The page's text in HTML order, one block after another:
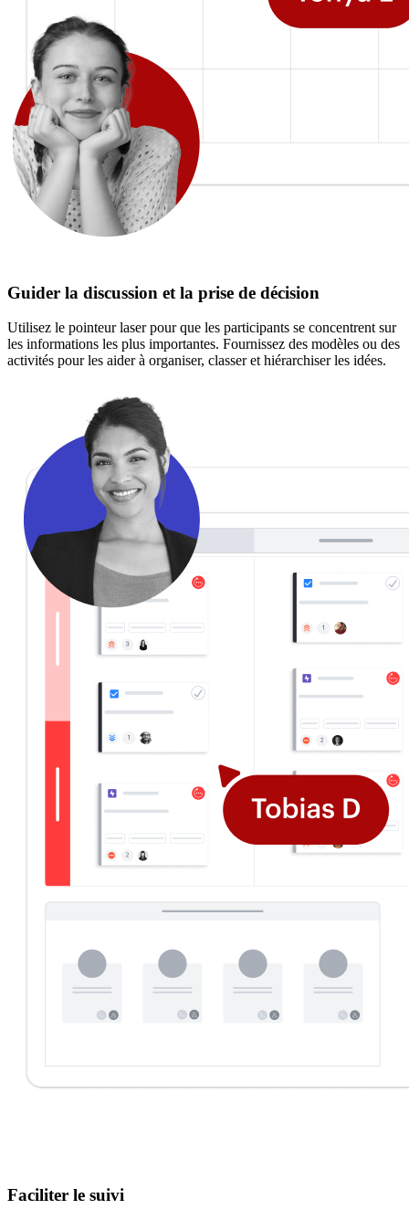
Guider la discussion et la prise de décision
Utilisez le pointeur laser pour que les participants se concentrent sur
les informations les plus importantes. Fournissez des modèles ou des
activités pour les aider à organiser, classer et hiérarchiser les idées.
Faciliter le suivi